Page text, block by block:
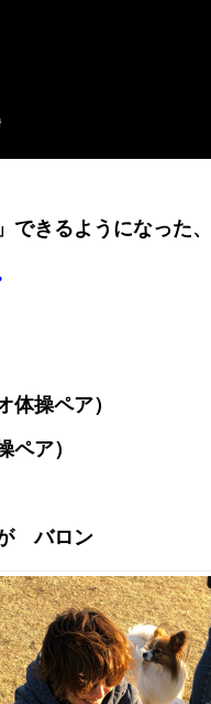
きるようになった、
体操ペア）
ペア）
が バロン